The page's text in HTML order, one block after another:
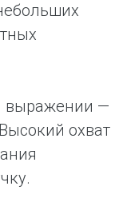
выражении —
охват